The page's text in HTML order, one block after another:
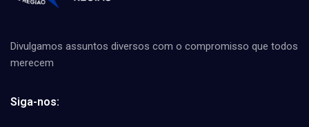
Divulgamos assuntos diversos com o compromisso que todos
merecem
Siga-nos: